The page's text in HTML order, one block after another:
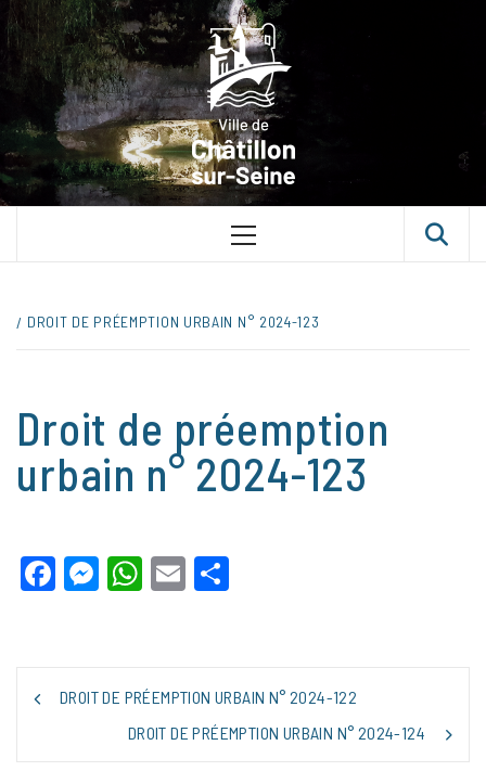
to
content
VILLE
SUR-SEINE
UNE VILLE DANS UN PARC
Primary
DROIT DE PRÉEMPTION URBAIN N° 2024-123
Droit de préemption
urbain n° 2024-123
Facebook
Messenger
WhatsApp
Email
NAVIGATION
DE
DROIT DE PRÉEMPTION URBAIN N° 2024-122
DROIT DE PRÉEMPTION URBAIN N° 2024-124